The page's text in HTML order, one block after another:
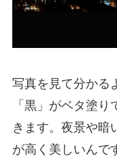
写真を見て分かる
「黒」がベタ塗
きます。夜景や暗
が高く美しいんで